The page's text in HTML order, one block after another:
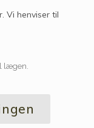
Vi henviser til
lægen.